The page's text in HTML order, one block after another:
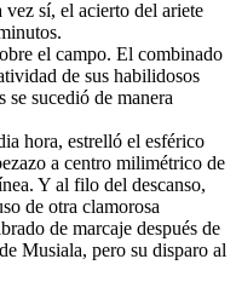
sí, el acierto del ariete
el campo. El combinado
de sus habilidosos
se sucedió de manera
hora, estrelló el esférico
a centro milimétrico de
Y al filo del descanso,
de otra clamorosa
de marcaje después de
Musiala, pero su disparo al